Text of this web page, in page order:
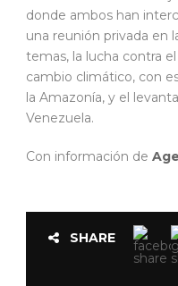
donde ambos han
una reunión privada en
temas, la lucha contra
cambio climático, con
la Amazonía, y el
Venezuela.
Con información de
SHARE